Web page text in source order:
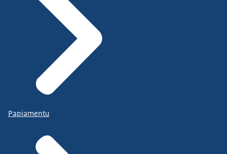
Papiamentu